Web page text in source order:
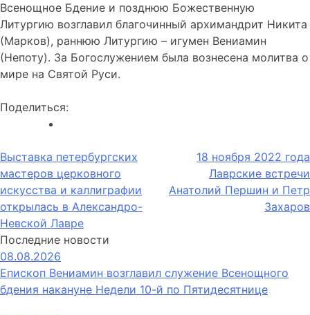
Всенощное Бдение и позднюю Божественную
Литургию возглавил благочинный архимандрит Никита
(Марков), раннюю Литургию – игумен Вениамин
(Непоту). За Богослужением была вознесена молитва о
мире на Святой Руси.
Поделиться:
Навигация
по
записям
Выставка петербургских
мастеров церковного
искусства и каллиграфии
открылась в Александро-
Невской Лавре
18 ноября 2022 года
Лаврские встречи
Анатолий Першин и Петр
Захаров
Последние новости
08.08.2026
Епископ Вениамин возглавил служение Всенощного
бдения накануне Недели 10-й по Пятидесятнице